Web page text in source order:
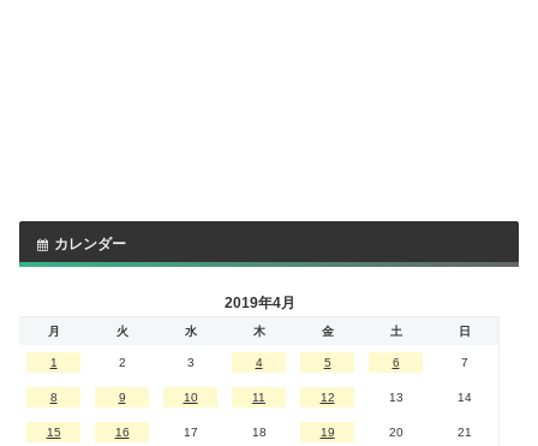
カレンダー
2019年4月
月 火 水 木 金 土 日
1 2 3 4 5 6 7
8 9 10 11 12 13 14
15 16 17 18 19 20 21